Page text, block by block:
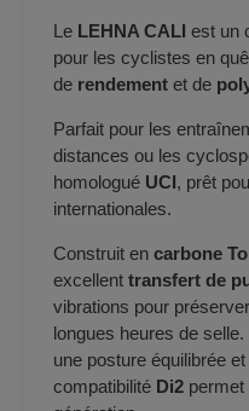
Le LEHNA CALI est un
pour les cyclistes en
de rendement et de
Parfait pour les
distances ou les
homologué UCI, prêt
internationales.
Construit en carbone
excellent transfert de
vibrations pour
longues heures de
une posture équilibrée
compatibilité Di2 permet